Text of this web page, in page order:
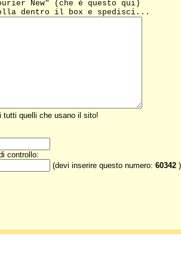
New" (che è questo qui)
dentro il box e spedisci...
tutti quelli che usano il sito!
controllo:
(devi inserire questo numero: 60342